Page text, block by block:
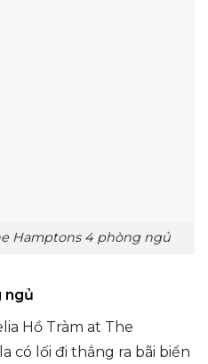
Hamptons 4 phòng ngủ
ngủ
Hồ Tràm at The
có lối đi thẳng ra bãi biển